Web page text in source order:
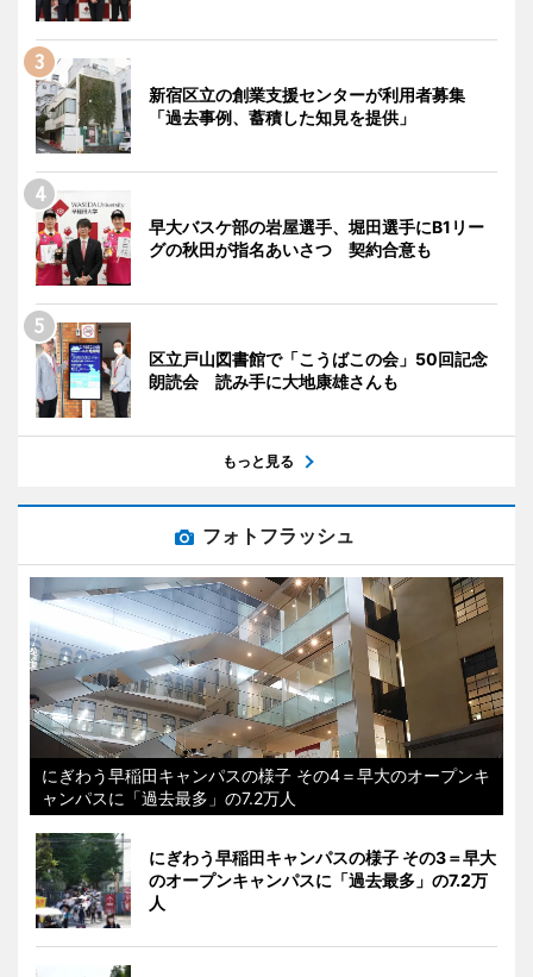
新宿区立の創業支援センターが利用者募集
「過去事例、蓄積した知見を提供」
早大バスケ部の岩屋選手、堀田選手にB1リー
グの秋田が指名あいさつ 契約合意も
区立戸山図書館で「こうばこの会」50回記念
朗読会 読み手に大地康雄さんも
もっと見る
フォトフラッシュ
にぎわう早稲田キャンパスの様子 その4＝早大のオープンキ
ャンパスに「過去最多」の7.2万人
にぎわう早稲田キャンパスの様子 その3＝早大
のオープンキャンパスに「過去最多」の7.2万
人